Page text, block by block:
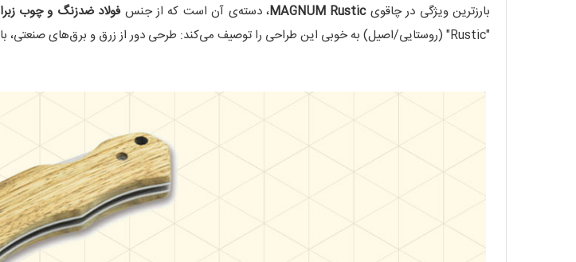
بارزترین ویژگی در چاقویMAGNUM Rustic، دسته‌ی آن است که از جنس فولاد ضدزنگ و چوب زبرا
"Rustic" (روستایی/اصیل) به خوبی این طراحی را توصیف می‌کند: طرحی دور از زرق و برق‌های صنعتی، با تمرکز بر